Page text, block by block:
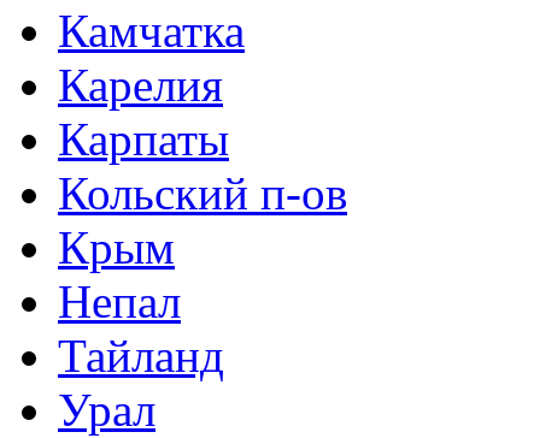
Камчатка
Карелия
Карпаты
Кольский п-ов
Крым
Непал
Тайланд
Урал